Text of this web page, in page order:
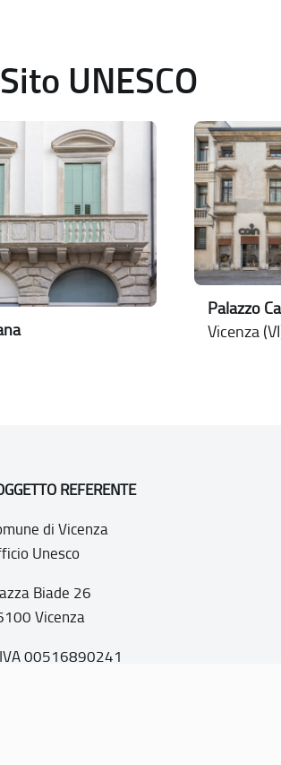
UNESCO
Palazzo
Vicenza
REFERENTE
di Vicenza
Unesco
Biade 26
Vicenza
00516890241